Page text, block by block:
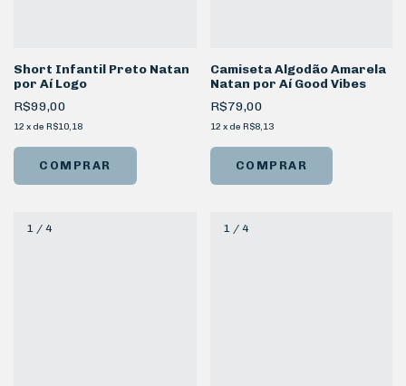
Short Infantil Preto Natan
por Aí Logo
R$99,00
12 x de R$10,18
COMPRAR
Camiseta Algodão Amarela
Natan por Aí Good Vibes
R$79,00
12 x de R$8,13
COMPRAR
1 / 4 1 / 4